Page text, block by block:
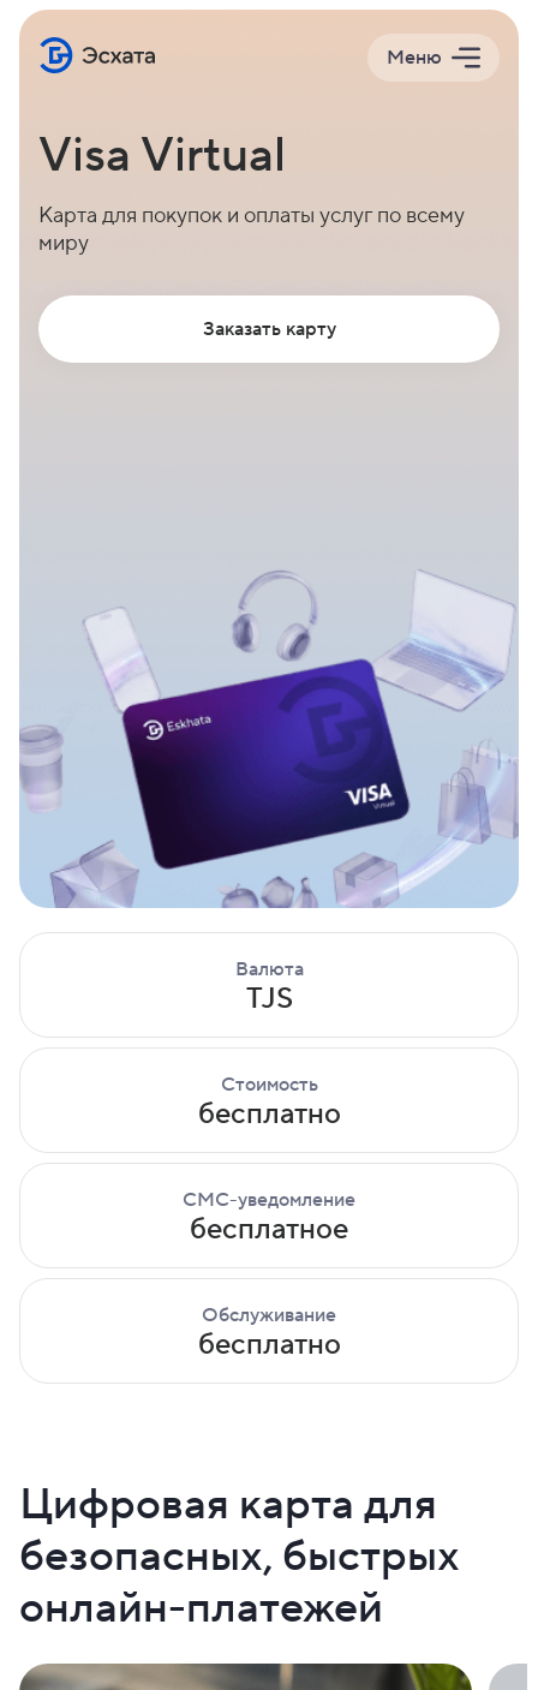
Меню
Visa Virtual
Карта для покупок и оплаты услуг по всему
миру
Заказать карту
Валюта
TJS
Стоимость
бесплатно
СМС-уведомление
бесплатное
Обслуживание
бесплатно
Цифровая карта для
безопасных, быстрых
онлайн-платежей